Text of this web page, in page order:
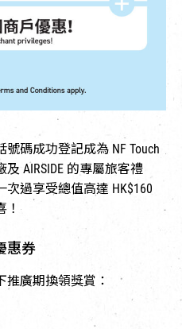
碼成功登記成為 NF Touch
AIRSIDE 的專屬旅客禮
過享受總值高達 HK$160
惠券
廣期換領獎賞：